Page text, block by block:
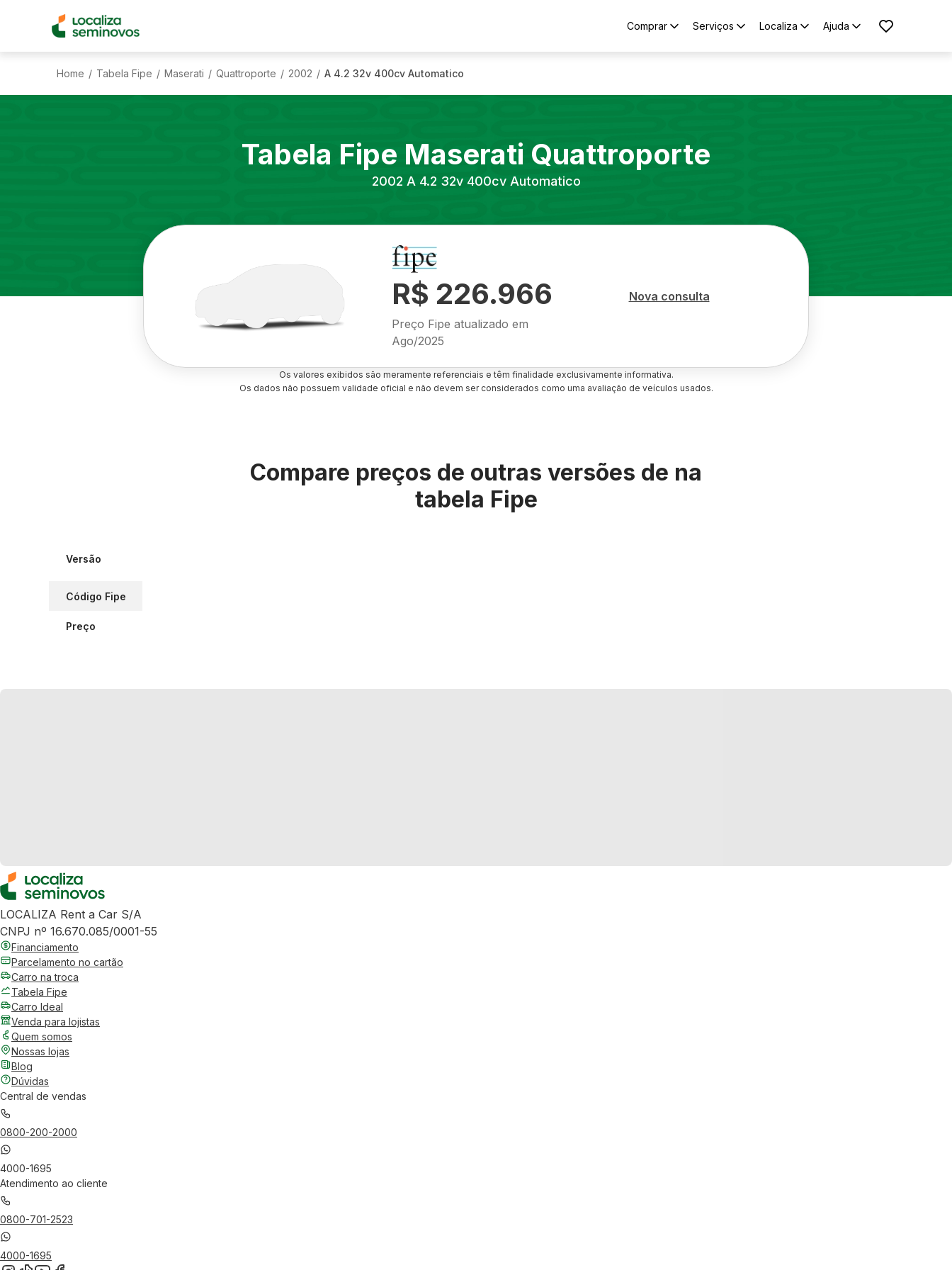
Comprar Serviços Localiza Ajuda
Home / Tabela Fipe / Maserati / Quattroporte / 2002 / A 4.2 32v 400cv Automatico
Tabela Fipe Maserati Quattroporte
2002 A 4.2 32v 400cv Automatico
R$ 226.966
Preço Fipe atualizado em
Ago/2025
Nova consulta
Os valores exibidos são meramente referenciais e têm finalidade exclusivamente informativa.
Os dados não possuem validade oficial e não devem ser considerados como uma avaliação de veículos usados.
Compare preços de outras versões de na
tabela Fipe
Versão
Código Fipe
Preço
LOCALIZA Rent a Car S/A
CNPJ nº 16.670.085/0001-55
Financiamento
Parcelamento no cartão
Carro na troca
Tabela Fipe
Carro Ideal
Venda para lojistas
Quem somos
Nossas lojas
Blog
Dúvidas
Central de vendas
0800-200-2000
4000-1695
Atendimento ao cliente
0800-701-2523
4000-1695